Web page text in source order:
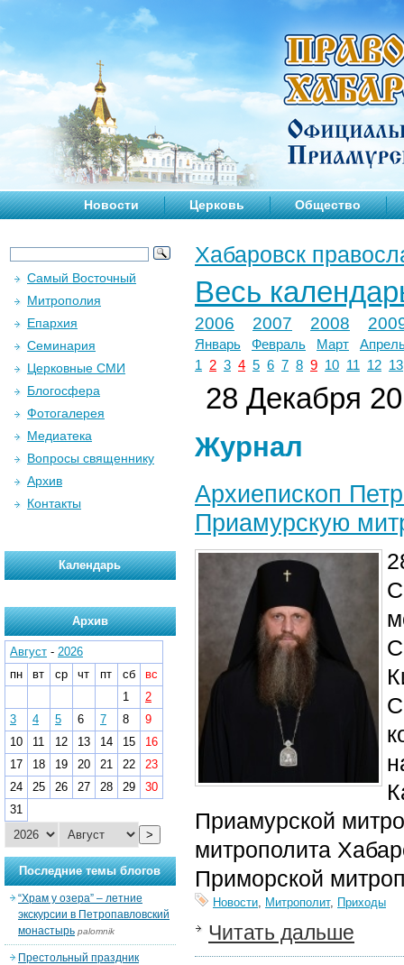
Новости Церковь Общество
Хабаровск
Весь
2006 2007 2008
Январь Февраль Март
1
2 3 4 5 6 7 8 9 10 11 12 13
28 Декабря
Журнал
Архиепископ
Приамурскую
Приамурской
митрополита
Приморской
Новости, Митрополит, Приходы
Читать дальше
Самый Восточный
Митрополия
Епархия
Семинария
Церковные СМИ
Блогосфера
Фотогалерея
Медиатека
Вопросы священнику
Архив
Контакты
Календарь
Архив
Август - 2026
пн
вт ср чт пт сб
вс
1
2
3
4 5 6 7 8
9
10
11 12 13 14 15
16
17
18 19 20 21 22
23
24
25 26 27 28 29
30
31
>
Последние темы блогов
“Храм у озера” – летние
экскурсии в Петропавловский
монастырь palomnik
Престольный праздник